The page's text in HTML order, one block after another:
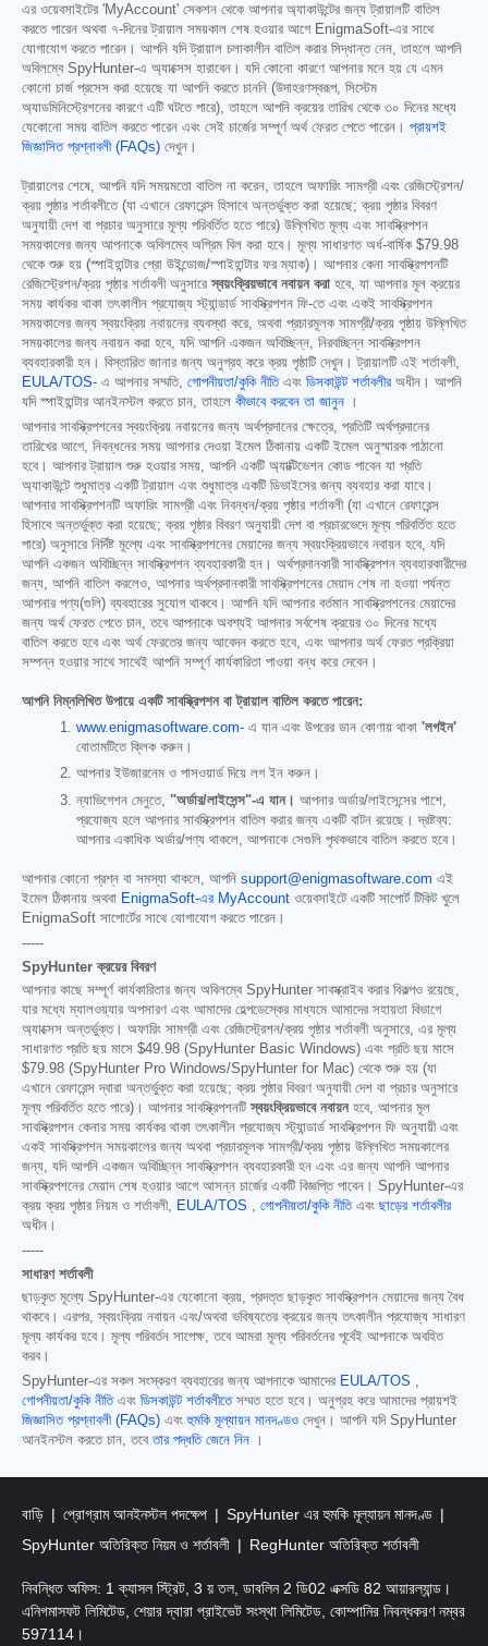
এর ওয়েবসাইটের 'MyAccount' সেকশন থেকে আপনার অ্যাকাউন্টের জন্য ট্রায়ালটি বাতিল
করতে পারেন অথবা ৭-দিনের ট্রায়াল সময়কাল শেষ হওয়ার আগে EnigmaSoft-এর সাথে
যোগাযোগ করতে পারেন। আপনি যদি ট্রায়াল চলাকালীন বাতিল করার সিদ্ধান্ত নেন, তাহলে আপনি
অবিলম্বে SpyHunter-এ অ্যাক্সেস হারাবেন। যদি কোনো কারণে আপনার মনে হয় যে এমন
কোনো চার্জ প্রসেস করা হয়েছে যা আপনি করতে চাননি (উদাহরণস্বরূপ, সিস্টেম
অ্যাডমিনিস্ট্রেশনের কারণে এটি ঘটতে পারে), তাহলে আপনি ক্রয়ের তারিখ থেকে ৩০ দিনের মধ্যে
যেকোনো সময় বাতিল করতে পারেন এবং সেই চার্জের সম্পূর্ণ অর্থ ফেরত পেতে পারেন। প্রায়শই
জিজ্ঞাসিত প্রশ্নাবলী (FAQs) দেখুন।
ট্রায়ালের শেষে, আপনি যদি সময়মতো বাতিল না করেন, তাহলে অফারিং সামগ্রী এবং রেজিস্ট্রেশন/
ক্রয় পৃষ্ঠার শর্তাবলীতে (যা এখানে রেফারেন্স হিসাবে অন্তর্ভুক্ত করা হয়েছে; ক্রয় পৃষ্ঠার বিবরণ
অনুযায়ী দেশ বা প্রচার অনুসারে মূল্য পরিবর্তিত হতে পারে) উল্লিখিত মূল্য এবং সাবস্ক্রিপশন
সময়কালের জন্য আপনাকে অবিলম্বে অগ্রিম বিল করা হবে। মূল্য সাধারণত অর্ধ-বার্ষিক $79.98
থেকে শুরু হয় (স্পাইহান্টার প্রো উইন্ডোজ/স্পাইহান্টার ফর ম্যাক)। আপনার কেনা সাবস্ক্রিপশনটি
রেজিস্ট্রেশন/ক্রয় পৃষ্ঠার শর্তাবলী অনুসারেস্বয়ংক্রিয়ভাবে নবায়ন করা হবে, যা আপনার মূল ক্রয়ের
সময় কার্যকর থাকা তৎকালীন প্রযোজ্য স্ট্যান্ডার্ড সাবস্ক্রিপশন ফি-তে এবং একই সাবস্ক্রিপশন
সময়কালের জন্য স্বয়ংক্রিয় নবায়নের ব্যবস্থা করে, অথবা প্রচারমূলক সামগ্রী/ক্রয় পৃষ্ঠায় উল্লিখিত
সময়কালের জন্য নবায়ন করা হবে, যদি আপনি একজন অবিচ্ছিন্ন, নিরবচ্ছিন্ন সাবস্ক্রিপশন
ব্যবহারকারী হন। বিস্তারিত জানার জন্য অনুগ্রহ করে ক্রয় পৃষ্ঠাটি দেখুন। ট্রায়ালটি এই শর্তাবলী,
EULA/TOS- এ আপনার সম্মতি, গোপনীয়তা/কুকি নীতিএবং ডিসকাউন্ট শর্তাবলীর অধীন। আপনি
যদি স্পাইহান্টার আনইনস্টল করতে চান, তাহলে কীভাবে করবেন তা জানুন ।
আপনার সাবস্ক্রিপশনের স্বয়ংক্রিয় নবায়নের জন্য অর্থপ্রদানের ক্ষেত্রে, প্রতিটি অর্থপ্রদানের
তারিখের আগে, নিবন্ধনের সময় আপনার দেওয়া ইমেল ঠিকানায় একটি ইমেল অনুস্মারক পাঠানো
হবে। আপনার ট্রায়াল শুরু হওয়ার সময়, আপনি একটি অ্যাক্টিভেশন কোড পাবেন যা প্রতি
অ্যাকাউন্টে শুধুমাত্র একটি ট্রায়াল এবং শুধুমাত্র একটি ডিভাইসের জন্য ব্যবহার করা যাবে।
আপনার সাবস্ক্রিপশনটি অফারিং সামগ্রী এবং নিবন্ধন/ক্রয় পৃষ্ঠার শর্তাবলী (যা এখানে রেফারেন্স
হিসাবে অন্তর্ভুক্ত করা হয়েছে; ক্রয় পৃষ্ঠার বিবরণ অনুযায়ী দেশ বা প্রচারভেদে মূল্য পরিবর্তিত হতে
পারে) অনুসারে নির্দিষ্ট মূল্যে এবং সাবস্ক্রিপশনের মেয়াদের জন্য স্বয়ংক্রিয়ভাবে নবায়ন হবে, যদি
আপনি একজন অবিচ্ছিন্ন সাবস্ক্রিপশন ব্যবহারকারী হন। অর্থপ্রদানকারী সাবস্ক্রিপশন ব্যবহারকারীদের
জন্য, আপনি বাতিল করলেও, আপনার অর্থপ্রদানকারী সাবস্ক্রিপশনের মেয়াদ শেষ না হওয়া পর্যন্ত
আপনার পণ্য(গুলি) ব্যবহারের সুযোগ থাকবে। আপনি যদি আপনার বর্তমান সাবস্ক্রিপশনের মেয়াদের
জন্য অর্থ ফেরত পেতে চান, তবে আপনাকে অবশ্যই আপনার সর্বশেষ ক্রয়ের ৩০ দিনের মধ্যে
বাতিল করতে হবে এবং অর্থ ফেরতের জন্য আবেদন করতে হবে, এবং আপনার অর্থ ফেরত প্রক্রিয়া
সম্পন্ন হওয়ার সাথে সাথেই আপনি সম্পূর্ণ কার্যকারিতা পাওয়া বন্ধ করে দেবেন।
আপনি নিম্নলিখিত উপায়ে একটি সাবস্ক্রিপশন বা ট্রায়াল বাতিল করতে পারেন:
www.enigmasoftware.com- এ যান এবং উপরের ডান কোণায় থাকা 'লগইন'
বোতামটিতে ক্লিক করুন।
আপনার ইউজারনেম ও পাসওয়ার্ড দিয়ে লগ ইন করুন।
ন্যাভিগেশন মেনুতে, "অর্ডার/লাইসেন্স"-এ যান। আপনার অর্ডার/লাইসেন্সের পাশে,
প্রযোজ্য হলে আপনার সাবস্ক্রিপশন বাতিল করার জন্য একটি বাটন রয়েছে। দ্রষ্টব্য:
আপনার একাধিক অর্ডার/পণ্য থাকলে, আপনাকে সেগুলি পৃথকভাবে বাতিল করতে হবে।
আপনার কোনো প্রশ্ন বা সমস্যা থাকলে, আপনি support@enigmasoftware.com এই
ইমেল ঠিকানায় অথবা EnigmaSoft-এর MyAccount ওয়েবসাইটে একটি সাপোর্ট টিকিট খুলে
EnigmaSoft সাপোর্টের সাথে যোগাযোগ করতে পারেন।
-----
SpyHunter ক্রয়ের বিবরণ
আপনার কাছে সম্পূর্ণ কার্যকারিতার জন্য অবিলম্বে SpyHunter সাবস্ক্রাইব করার বিকল্পও রয়েছে,
যার মধ্যে ম্যালওয়্যার অপসারণ এবং আমাদের হেল্পডেস্কের মাধ্যমে আমাদের সহায়তা বিভাগে
অ্যাক্সেস অন্তর্ভুক্ত। অফারিং সামগ্রী এবং রেজিস্ট্রেশন/ক্রয় পৃষ্ঠার শর্তাবলী অনুসারে, এর মূল্য
সাধারণত প্রতি ছয় মাসে $49.98 (SpyHunter Basic Windows) এবং প্রতি ছয় মাসে
$79.98 (SpyHunter Pro Windows/SpyHunter for Mac) থেকে শুরু হয় (যা
এখানে রেফারেন্স দ্বারা অন্তর্ভুক্ত করা হয়েছে; ক্রয় পৃষ্ঠার বিবরণ অনুযায়ী দেশ বা প্রচার অনুসারে
মূল্য পরিবর্তিত হতে পারে)। আপনার সাবস্ক্রিপশনটিস্বয়ংক্রিয়ভাবে নবায়নহবে, আপনার মূল
সাবস্ক্রিপশন কেনার সময় কার্যকর থাকা তৎকালীন প্রযোজ্য স্ট্যান্ডার্ড সাবস্ক্রিপশন ফি অনুযায়ী এবং
একই সাবস্ক্রিপশন সময়কালের জন্য অথবা প্রচারমূলক সামগ্রী/ক্রয় পৃষ্ঠায় উল্লিখিত সময়কালের
জন্য, যদি আপনি একজন অবিচ্ছিন্ন সাবস্ক্রিপশন ব্যবহারকারী হন এবং এর জন্য আপনি আপনার
সাবস্ক্রিপশনের মেয়াদ শেষ হওয়ার আগে আসন্ন চার্জের একটি বিজ্ঞপ্তি পাবেন। SpyHunter-এর
ক্রয় ক্রয় পৃষ্ঠার নিয়ম ও শর্তাবলী,
EULA/TOS গোপনীয়তা/কুকি নীতিএবং ছাড়ের শর্তাবলীর
অধীন।
-----
সাধারণ শর্তাবলী
ছাড়কৃত মূল্যে SpyHunter-এর যেকোনো ক্রয়, প্রদত্ত ছাড়কৃত সাবস্ক্রিপশন মেয়াদের জন্য বৈধ
থাকবে। এরপর, স্বয়ংক্রিয় নবায়ন এবং/অথবা ভবিষ্যতের ক্রয়ের জন্য তৎকালীন প্রযোজ্য সাধারণ
মূল্য কার্যকর হবে। মূল্য পরিবর্তন সাপেক্ষ, তবে আমরা মূল্য পরিবর্তনের পূর্বেই আপনাকে অবহিত
করব।
SpyHunter-এর সকল সংস্করণ ব্যবহারের জন্য আপনাকে আমাদের EULA/TOS
গোপনীয়তা/কুকি নীতিএবং ডিসকাউন্ট শর্তাবলীতেসম্মত হতে হবে। অনুগ্রহ করে আমাদের প্রায়শই
জিজ্ঞাসিত প্রশ্নাবলী (FAQs) এবংহুমকি মূল্যায়ন মানদণ্ডও দেখুন। আপনি যদি SpyHunter
আনইনস্টল করতে চান, তবেতার পদ্ধতি জেনে নিন ।
বাড়ি প্রোগ্রাম আনইনস্টল পদক্ষেপ
SpyHunter এর হুমকি মূল্যায়ন মানদণ্ড
SpyHunter অতিরিক্ত নিয়ম ও শর্তাবলী
RegHunter অতিরিক্ত শর্তাবলী
নিবন্ধিত অফিস: 1 ক্যাসল স্ট্রিট, 3 য় তল, ডাবলিন 2 ডি02 এক্সডি 82 আয়ারল্যান্ড।
এনিগমাসফট লিমিটেড, শেয়ার দ্বারা প্রাইভেট সংস্থা লিমিটেড, কোম্পানির নিবন্ধকরণ নম্বর
597114।